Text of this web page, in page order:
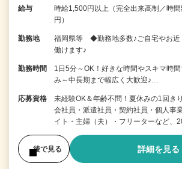
給与
時給1,500円以上（完全出来高制／時
円）
勤務地
福岡県等 ◆勤務地多数♪ご自宅やお近
働けます♪
勤務時間
1日5分～OK！好きな時間やスキマ時
み～中長期まで幅広く大歓迎♪…
応募資格
未経験OK＆年齢不問！夏休みの1回き
会社員・派遣社員・契約社員・個人事
イト・主婦（夫）・フリーターなど、
後で見る 詳細を見る